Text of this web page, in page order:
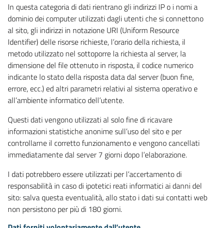
In questa categoria di dati rientrano gli indirizzi IP o i nomi a
dominio dei computer utilizzati dagli utenti che si connettono
al sito, gli indirizzi in notazione URI (Uniform Resource
Identifier) delle risorse richieste, l’orario della richiesta, il
metodo utilizzato nel sottoporre la richiesta al server, la
dimensione del file ottenuto in risposta, il codice numerico
indicante lo stato della risposta data dal server (buon fine,
errore, ecc.) ed altri parametri relativi al sistema operativo e
all’ambiente informatico dell’utente.
Questi dati vengono utilizzati al solo fine di ricavare
informazioni statistiche anonime sull’uso del sito e per
controllarne il corretto funzionamento e vengono cancellati
immediatamente dal server 7 giorni dopo l’elaborazione.
I dati potrebbero essere utilizzati per l’accertamento di
responsabilità in caso di ipotetici reati informatici ai danni del
sito: salva questa eventualità, allo stato i dati sui contatti web
non persistono per più di 180 giorni.